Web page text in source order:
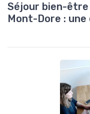
Séjour bien-être
Mont-Dore :